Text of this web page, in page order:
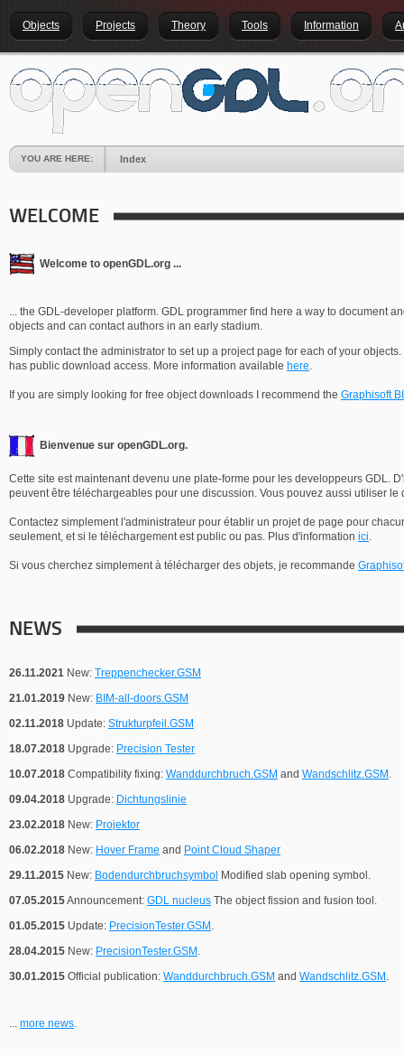
Objects Projects Theory Tools Information
YOU ARE HERE: Index
WELCOME
Welcome to openGDL.org ...
... the GDL-developer platform. GDL programmer find here a way to document
objects and can contact authors in an early stadium.
Simply contact the administrator to set up a project page for each of your
has public download access. More information available here.
If you are simply looking for free object downloads I recommend the Graphisoft
Bienvenue sur openGDL.org.
Cette site est maintenant devenu une plate-forme pour les developpeurs GDL.
peuvent être téléchargeables pour une discussion. Vous pouvez aussi utiliser
Contactez simplement l'administrateur pour établir un projet de page pour
seulement, et si le téléchargement est public ou pas. Plus d'information ici.
Si vous cherchez simplement à télécharger des objets, je recommande
NEWS
26.11.2021 New: Treppenchecker.GSM
21.01.2019 New: BIM-all-doors.GSM
02.11.2018 Update: Strukturpfeil.GSM
18.07.2018 Upgrade: Precision Tester
10.07.2018 Compatibility fixing: Wanddurchbruch.GSM and Wandschlitz.GSM .
09.04.2018 Upgrade: Dichtungslinie
23.02.2018 New: Projektor
06.02.2018 New: Hover Frame and Point Cloud Shaper
29.11.2015 New: Bodendurchbruchsymbol Modified slab opening symbol.
07.05.2015Announcement: GDL nucleus The object fission and fusion tool.
01.05.2015 Update: PrecisionTester.GSM .
28.04.2015 New: PrecisionTester.GSM .
30.01.2015 Official publication: Wanddurchbruch.GSM and Wandschlitz.GSM .
... more news.